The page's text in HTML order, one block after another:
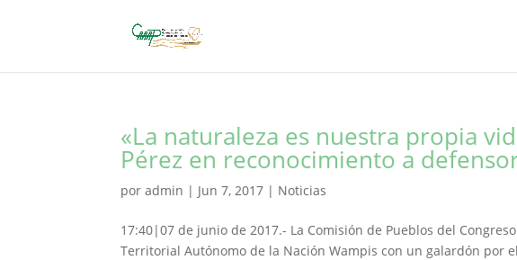
«La naturaleza es nuestra propia
Pérez en reconocimiento a
poradmin | Jun 7, 2017 | Noticias
17:40|07 de junio de 2017.- La Comisión de Pueblos del
Territorial Autónomo de la Nación Wampis con un galardón por